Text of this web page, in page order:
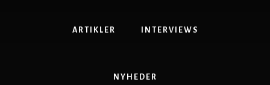
ARTIKLER INTERVIEWS
NYHEDER